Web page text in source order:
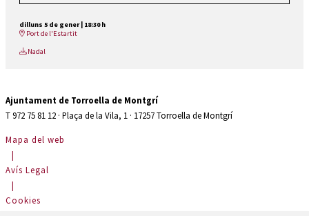
dilluns 5 de gener| 18:30 h
Port de l'Estartit
Nadal
Ajuntament de Torroella de Montgrí
T 972 75 81 12 · Plaça de la Vila, 1 · 17257 Torroella de Montgrí
Mapa del web
|
Avís Legal
|
Cookies